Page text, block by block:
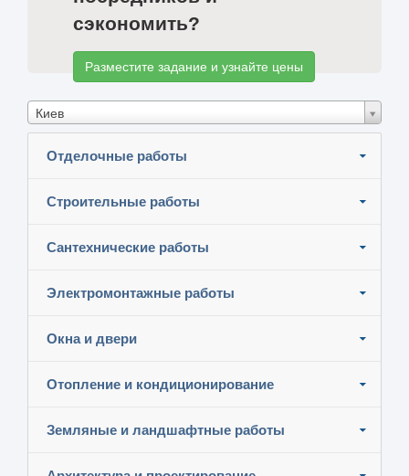
сэкономить?
Разместите задание и узнайте цены
Киев
Отделочные работы
Строительные работы
Сантехнические работы
Электромонтажные работы
Окна и двери
Отопление и кондиционирование
Земляные и ландшафтные работы